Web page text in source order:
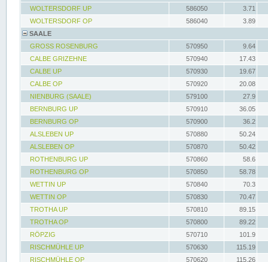
WOLTERSDORF UP
586050
3.71
WOLTERSDORF OP
586040
3.89
SAALE
GROSS ROSENBURG
570950
9.64
CALBE GRIZEHNE
570940
17.43
CALBE UP
570930
19.67
CALBE OP
570920
20.08
NIENBURG (SAALE)
579100
27.9
BERNBURG UP
570910
36.05
BERNBURG OP
570900
36.2
ALSLEBEN UP
570880
50.24
ALSLEBEN OP
570870
50.42
ROTHENBURG UP
570860
58.6
ROTHENBURG OP
570850
58.78
WETTIN UP
570840
70.3
WETTIN OP
570830
70.47
TROTHA UP
570810
89.15
TROTHA OP
570800
89.22
RÖPZIG
570710
101.9
RISCHMÜHLE UP
570630
115.19
RISCHMÜHLE OP
570620 115.26